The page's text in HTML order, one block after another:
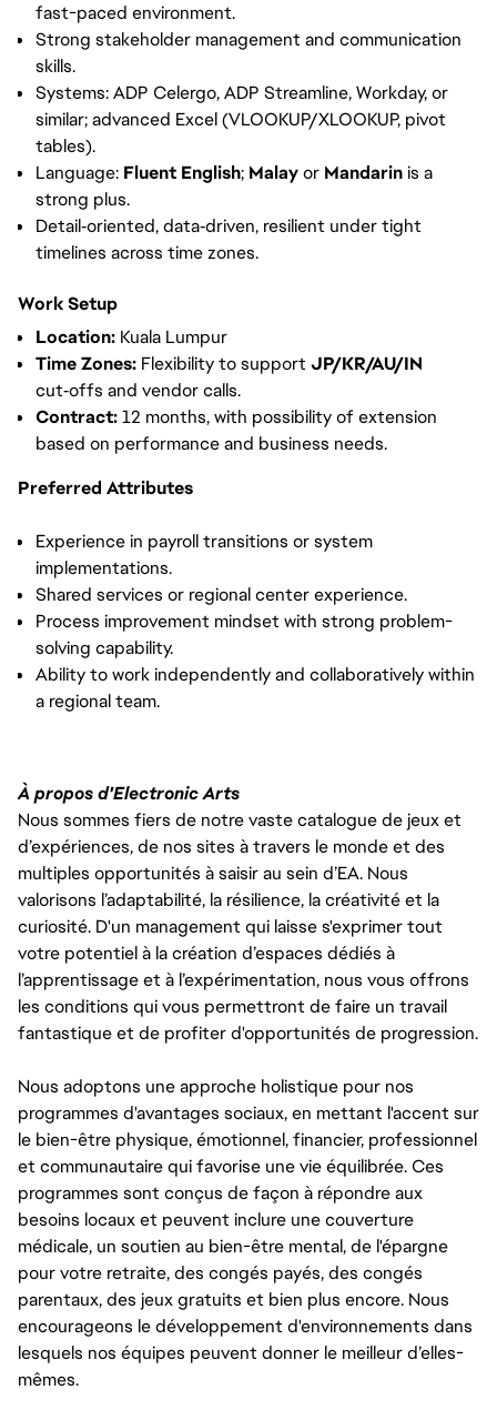
fast-paced environment.
Strong stakeholder management and communication
skills.
Systems: ADP Celergo, ADP Streamline, Workday, or
similar; advanced Excel (VLOOKUP/XLOOKUP, pivot
tables).
Language: Fluent English; Malayor Mandarinis a
strong plus.
Detail‑oriented, data‑driven, resilient under tight
timelines across time zones.
Work Setup
Location: Kuala Lumpur
Time Zones: Flexibility to support JP/KR/AU/IN
cut‑offs and vendor calls.
Contract:12 months, with possibility of extension
based on performance and business needs.
Preferred Attributes
Experience in payroll transitions or system
implementations.
Shared services or regional center experience.
Process improvement mindset with strong problem-
solving capability.
Ability to work independently and collaboratively within
a regional team.
À propos d'Electronic Arts
Nous sommes fiers de notre vaste catalogue de jeux et
d’expériences, de nos sites à travers le monde et des
multiples opportunités à saisir au sein d’EA. Nous
valorisons l’adaptabilité, la résilience, la créativité et la
curiosité. D'un management qui laisse s'exprimer tout
votre potentiel à la création d’espaces dédiés à
l’apprentissage et à l’expérimentation, nous vous offrons
les conditions qui vous permettront de faire un travail
fantastique et de profiter d'opportunités de progression.
Nous adoptons une approche holistique pour nos
programmes d'avantages sociaux, en mettant l'accent sur
le bien-être physique, émotionnel, financier, professionnel
et communautaire qui favorise une vie équilibrée. Ces
programmes sont conçus de façon à répondre aux
besoins locaux et peuvent inclure une couverture
médicale, un soutien au bien-être mental, de l'épargne
pour votre retraite, des congés payés, des congés
parentaux, des jeux gratuits et bien plus encore. Nous
encourageons le développement d'environnements dans
lesquels nos équipes peuvent donner le meilleur d’elles-
mêmes.